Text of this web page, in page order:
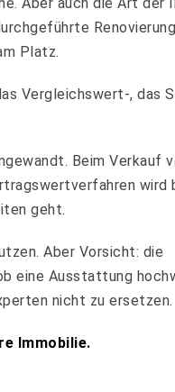
Platz.
Vergleichswert-, das
Beim Verkauf
wird
geht.
Aber Vorsicht: die
eine Ausstattung
nicht zu ersetzen.
Immobilie.